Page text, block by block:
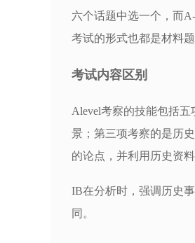
六个话题中选一个，而
考试的形式也都是材料
考试内容区别
Alevel考察的技能包括
景；第三项考察的是历
的论点，并利用历史资
IB在分析时，强调历史
同。